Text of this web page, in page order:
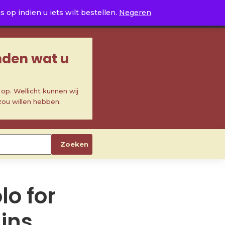
op indien u iets wilt bestellen. Negeren
wat u
Wellicht kunnen wij
willen hebben.
Zoeken
for